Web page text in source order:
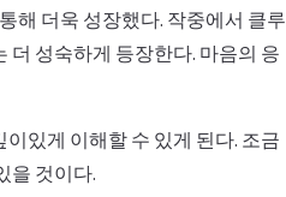
해 더욱 성장했다. 작중에서 클루
더 성숙하게 등장한다. 마음의 응
있게 이해할 수 있게 된다. 조금
을 것이다.